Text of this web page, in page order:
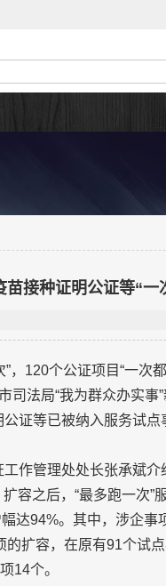
接种证明公证等“一
120个公证项目“一次
司法局“我为群众办实
证等已被纳入服务试
作管理处处长张承斌介
容之后，“最多跑一次
达94%。其中，涉企事
的扩容，在原有91个试
14个。